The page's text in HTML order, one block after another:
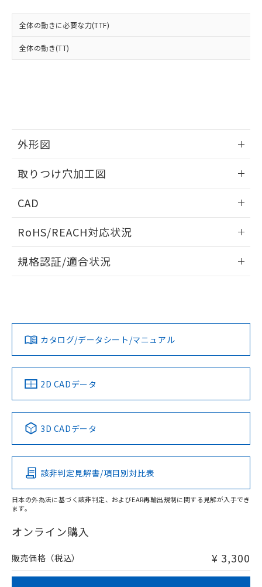
全体の動きに必要な力(TTF)
全体の動き(TT)
外形図
取りつけ穴加工図
CAD
ドすることができます。
ログイン/会員登録
ダウンロードデータをご利用いただく前に、以下を必ずお読
みください。
ソフトウェアの使用条件
RoHS/REACH対応状況
EU RoHS 注意事項・凡例
対応済み
中国 RoHS 注意事項・凡例
Pb Hg Cd Cr(VI)
O
在庫等で未対応品が混在する可能性があります。
問い合わせください。
規格認証/適合状況
カタログ/データシート/マニュアル
2D CADデータ
3D CADデータ
該非判定見解書/項目別対比表
日本の外為法に基づく該非判定、およびEAR再輸出規制に関する見解が入手でき
ます。
オンライン購入
販売価格（税込） ¥ 3,300
ものではありません。
また、RoHS指令のフタル酸エステル類４
荷製品に未対応品が混在することから備考